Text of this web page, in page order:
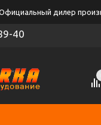
дилер
40